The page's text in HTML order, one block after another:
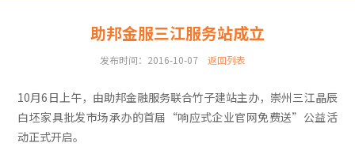
助邦金服三江服务站成立
发布时间：2016-10-07 返回列表
10月6日上午，由助邦金融服务联合竹子建站主办，崇州三江晶辰
白坯家具批发市场承办的首届“响应式企业官网免费送”公益活
动正式开启。